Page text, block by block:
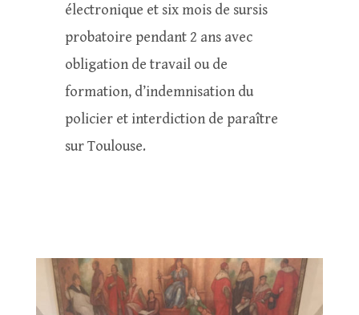
électronique et six mois de sursis
probatoire pendant 2 ans avec
obligation de travail ou de
formation, d’indemnisation du
policier et interdiction de paraître
sur Toulouse.